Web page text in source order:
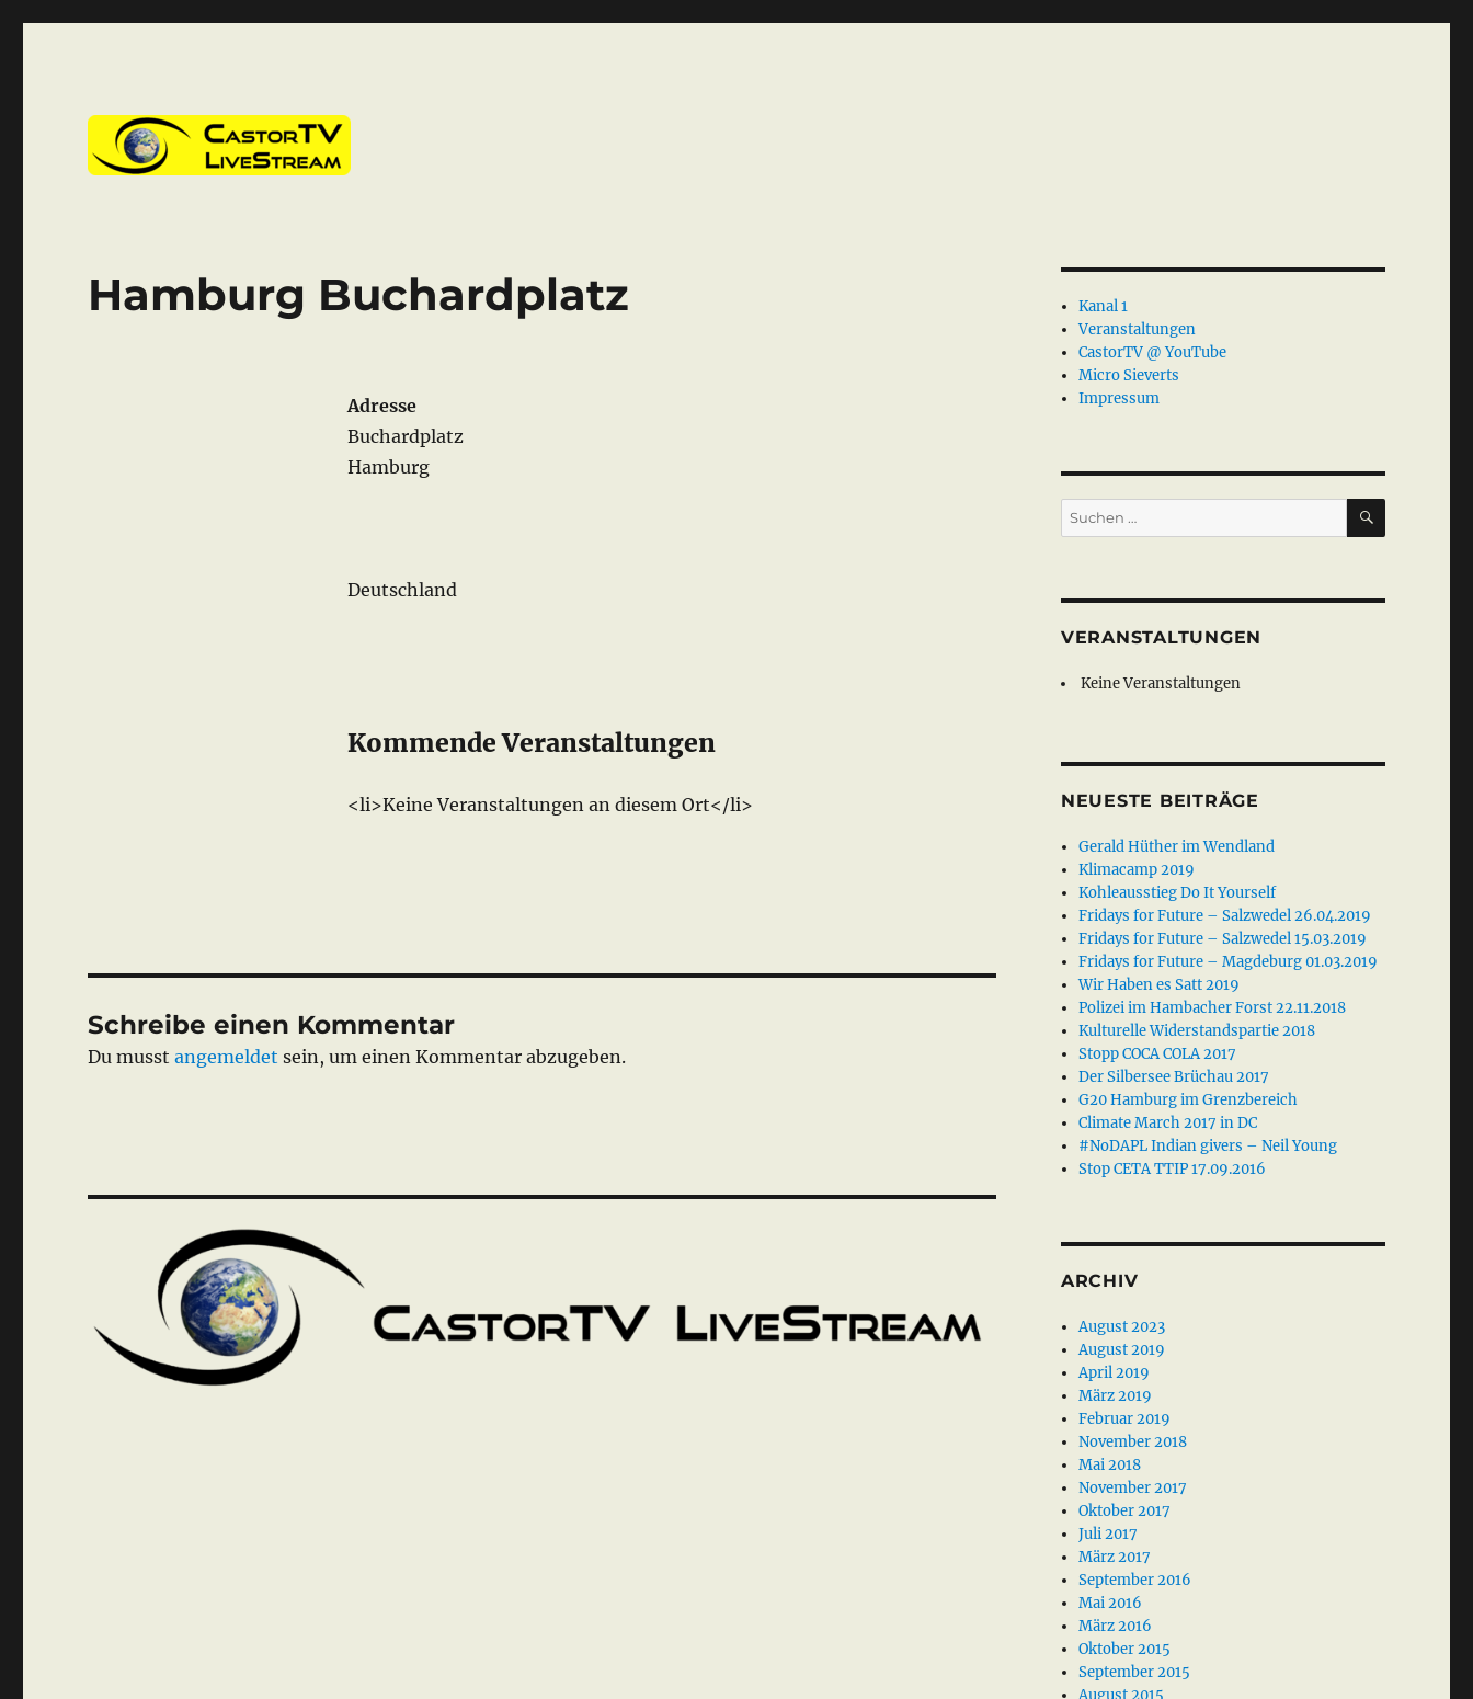
Hamburg Buchardplatz
Adresse
Buchardplatz
Hamburg
Deutschland
Kommende Veranstaltungen
<li>Keine Veranstaltungen an diesem Ort</li>
Schreibe einen Kommentar
Du musstangemeldet sein, um einen Kommentar abzugeben.
Kanal 1
Veranstaltungen
CastorTV @ YouTube
Micro Sieverts
Impressum
Suche
nach:
SUCHEN
VERANSTALTUNGEN
Keine Veranstaltungen
NEUESTE BEITRÄGE
Gerald Hüther im Wendland
Klimacamp 2019
Kohleausstieg Do It Yourself
Fridays for Future – Salzwedel 26.04.2019
Fridays for Future – Salzwedel 15.03.2019
Fridays for Future – Magdeburg 01.03.2019
Wir Haben es Satt 2019
Polizei im Hambacher Forst 22.11.2018
Kulturelle Widerstandspartie 2018
Stopp COCA COLA 2017
Der Silbersee Brüchau 2017
G20 Hamburg im Grenzbereich
Climate March 2017 in DC
#NoDAPL Indian givers – Neil Young
Stop CETA TTIP 17.09.2016
ARCHIV
August 2023
August 2019
April 2019
März 2019
Februar 2019
November 2018
Mai 2018
November 2017
Oktober 2017
Juli 2017
März 2017
September 2016
Mai 2016
März 2016
Oktober 2015
September 2015
August 2015